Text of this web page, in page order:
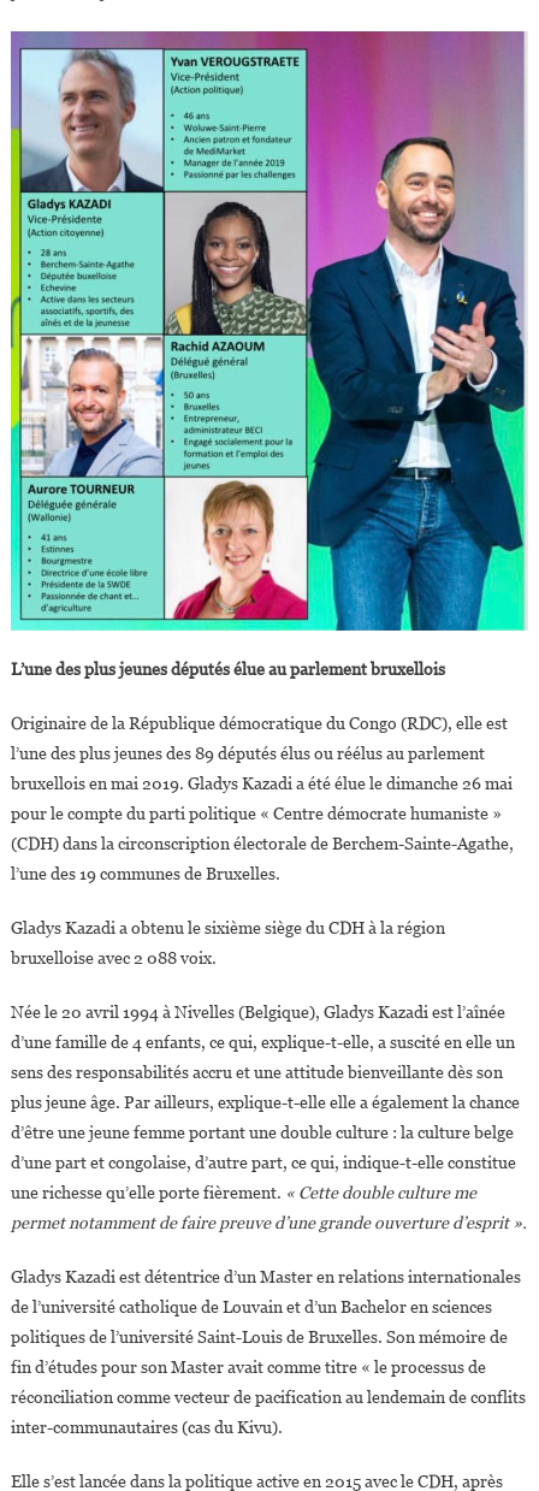
L’une des plus jeunes députés élue au parlement bruxellois
Originaire de la République démocratique du Congo (RDC), elle est
l’une des plus jeunes des 89 députés élus ou réélus au parlement
bruxellois en mai 2019. Gladys Kazadi a été élue le dimanche 26 mai
pour le compte du parti politique « Centre démocrate humaniste »
(CDH) dans la circonscription électorale de Berchem-Sainte-Agathe,
l’une des 19 communes de Bruxelles.
Gladys Kazadi a obtenu le sixième siège du CDH à la région
bruxelloise avec 2 088 voix.
Née le 20 avril 1994 à Nivelles (Belgique), Gladys Kazadi est l’aînée
d’une famille de 4 enfants, ce qui, explique-t-elle, a suscité en elle un
sens des responsabilités accru et une attitude bienveillante dès son
plus jeune âge. Par ailleurs, explique-t-elle elle a également la chance
d’être une jeune femme portant une double culture : la culture belge
d’une part et congolaise, d’autre part, ce qui, indique-t-elle constitue
une richesse qu’elle porte fièrement. « Cette double culture me
permet notamment de faire preuve d’une grande ouverture d’esprit ».
Gladys Kazadi est détentrice d’un Master en relations internationales
de l’université catholique de Louvain et d’un Bachelor en sciences
politiques de l’université Saint-Louis de Bruxelles. Son mémoire de
fin d’études pour son Master avait comme titre « le processus de
réconciliation comme vecteur de pacification au lendemain de conflits
inter-communautaires (cas du Kivu).
Elle s’est lancée dans la politique active en 2015 avec le CDH, après